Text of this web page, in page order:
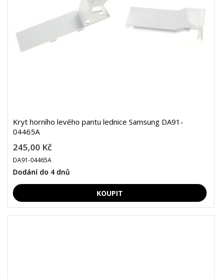
Kryt horního levého pantu lednice Samsung DA91-
04465A
245,00 Kč
DA91-04465A
Dodání do 4 dnů